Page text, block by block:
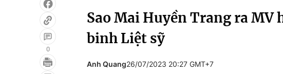
0
Sao Mai Huyền Trang ra MV
binh Liệt sỹ
Anh Quang26/07/2023 20:27 GMT+7